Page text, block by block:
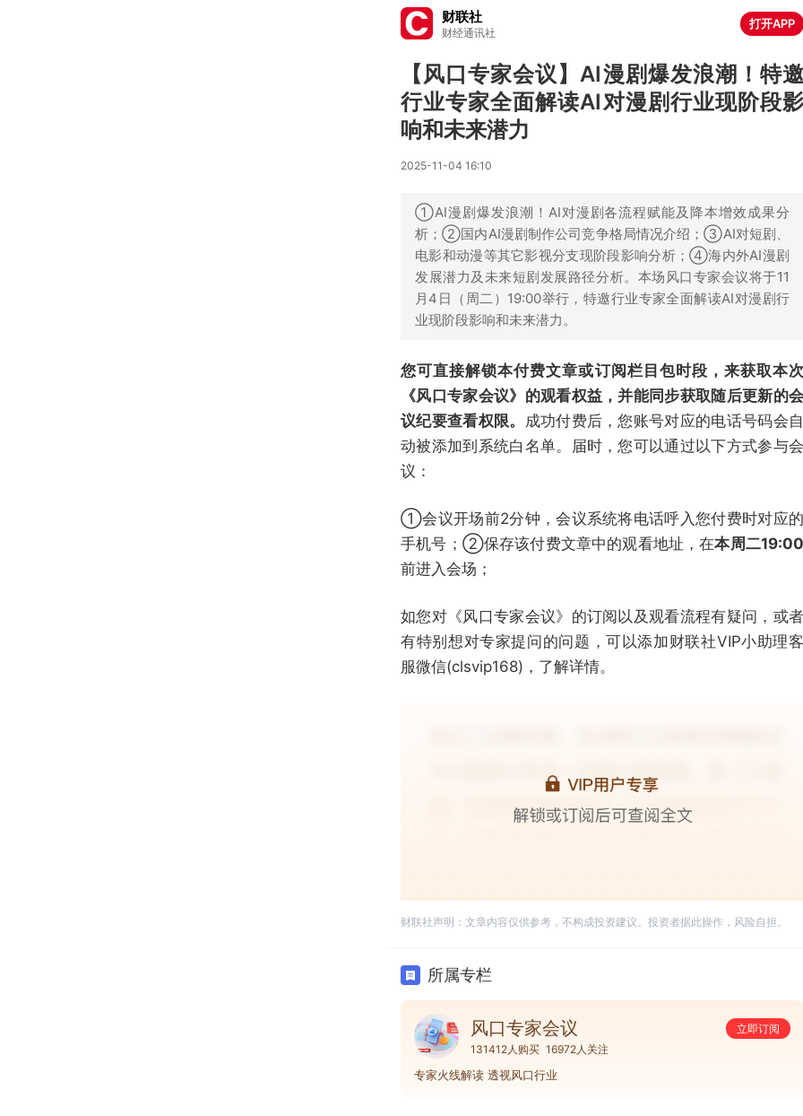
财联社
财经通讯社
打开APP
【风口专家会议】AI漫剧爆发浪潮！特邀
行业专家全面解读AI对漫剧行业现阶段影
响和未来潜力
2025-11-04 16:10
①AI漫剧爆发浪潮！AI对漫剧各流程赋能及降本增效成果分
析；②国内AI漫剧制作公司竞争格局情况介绍；③AI对短剧、
电影和动漫等其它影视分支现阶段影响分析；④海内外AI漫剧
发展潜力及未来短剧发展路径分析。本场风口专家会议将于11
月4日（周二）19:00举行，特邀行业专家全面解读AI对漫剧行
业现阶段影响和未来潜力。
您可直接解锁本付费文章或订阅栏目包时段，来获取本次
《风口专家会议》的观看权益，并能同步获取随后更新的会
议纪要查看权限。 成功付费后，您账号对应的电话号码会
动被添加到系统白名单。届时，您可以通过以下方式参与会
议：
①会议开场前2分钟，会议系统将电话呼入您付费时对应的
手机号；②保存该付费文章中的观看地址，在本周二
前进入会场；
如您对《风口专家会议》的订阅以及观看流程有疑问，或者
有特别想对专家提问的问题，可以添加财联社VIP小助理客
服微信(clsvip168)，了解详情。
财联社声明：文章内容仅供参考，不构成投资建议。投资者据此操作，风险自担。
所属专栏
风口专家会议
立即订阅
131412人购买 16972人关注
专家火线解读 透视风口行业